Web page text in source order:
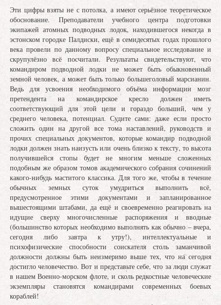
Эти цифры взяты не с потолка, а имеют серьёзное теоретическое
обоснование. Преподаватели учебного центра подготовки
экипажей атомных подводных лодок, находившегося некогда в
эстонском городке Палдиски, ещё в семидесятых годах прошлого
века провели по данному вопросу специальное исследование и
скрупулёзно всё посчитали. Результаты свидетельствуют, что
командиром подводной лодки не может быть обыкновенный
земной человек, а может быть только большеголовый марсианин.
Ведь для усвоения необходимого объёма информации мозг
претендента на командирское кресло должен иметь
соответствующий для этой цели и гораздо больший, чем у
среднего человека, потенциал. Судите сами: даже если просто
сложить один на другой все тома наставлений, руководств и
прочих специальных документов, которые командир подводной
лодки должен знать наизусть или очень близко к тексту, то высота
получившейся стопы будет не многим меньше сложенных
подобным же образом томов академического собрания сочинений
какого-нибудь маститого классика. Для того же, чтобы в течение
обычных земных суток умудриться выполнить всё,
предусмотренное этими документами и запланированное
вышестоящими штабами, да ещё и своевременно реагировать на
идущие сверху многочисленные распоряжения и вводные
(большинство которых необходимо выполнять как обычно – вчера,
сегодня либо завтра к утру!), интеллектуальные и
психофизические способности соискателя столь заманчивой
должности должны быть неизмеримо выше тех, что на сегодня
достигло человечество. Вот и представьте себе, что за люди служат
в нашем Военно-морском флоте, и сколь редкостные человеческие
экземпляры становятся командирами современных боевых
кораблей!